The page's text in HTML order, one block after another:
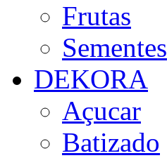
Frutas
Sementes
DEKORA
Açucar
Batizado